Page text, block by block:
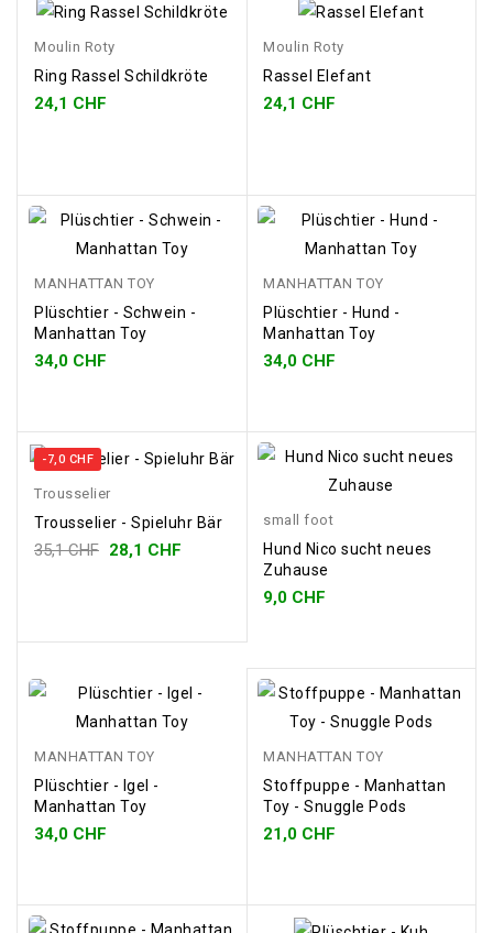
Moulin Roty
Ring Rassel Schildkröte
24,1 CHF
Moulin Roty
Rassel Elefant
24,1 CHF
MANHATTAN TOY
Plüschtier - Schwein -
Manhattan Toy
34,0 CHF
MANHATTAN TOY
Plüschtier - Hund -
Manhattan Toy
34,0 CHF
-7,0 CHF
Trousselier
Trousselier - Spieluhr Bär
35,1 CHF 28,1 CHF
small foot
Hund Nico sucht neues
Zuhause
9,0 CHF
MANHATTAN TOY
Plüschtier - Igel -
Manhattan Toy
34,0 CHF
MANHATTAN TOY
Stoffpuppe - Manhattan
Toy - Snuggle Pods
21,0 CHF